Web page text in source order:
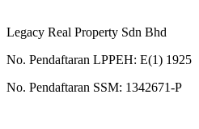
Legacy Real Property Sdn Bhd
No. Pendaftaran LPPEH: E(1) 1925
No. Pendaftaran SSM: 1342671-P